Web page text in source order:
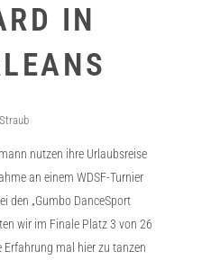
IN
nutzen ihre Urlaubsreise
an einem WDSF-Turnier
den „Gumbo DanceSport
wir im Finale Platz 3 von 26
Erfahrung mal hier zu tanzen